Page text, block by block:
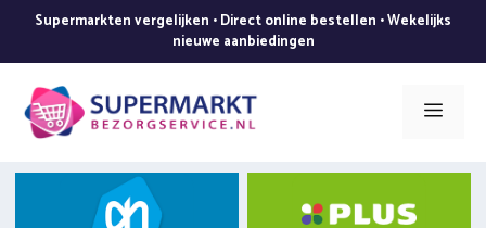
de
inhoud
Supermarkten vergelijken • Direct online bestellen • Wekelijks
nieuwe aanbiedingen
Menu